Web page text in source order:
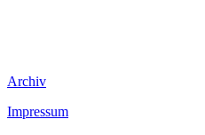
Archiv
Impressum